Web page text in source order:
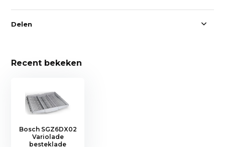
Delen
Recent bekeken
Bosch SGZ6DX02
Variolade
besteklade